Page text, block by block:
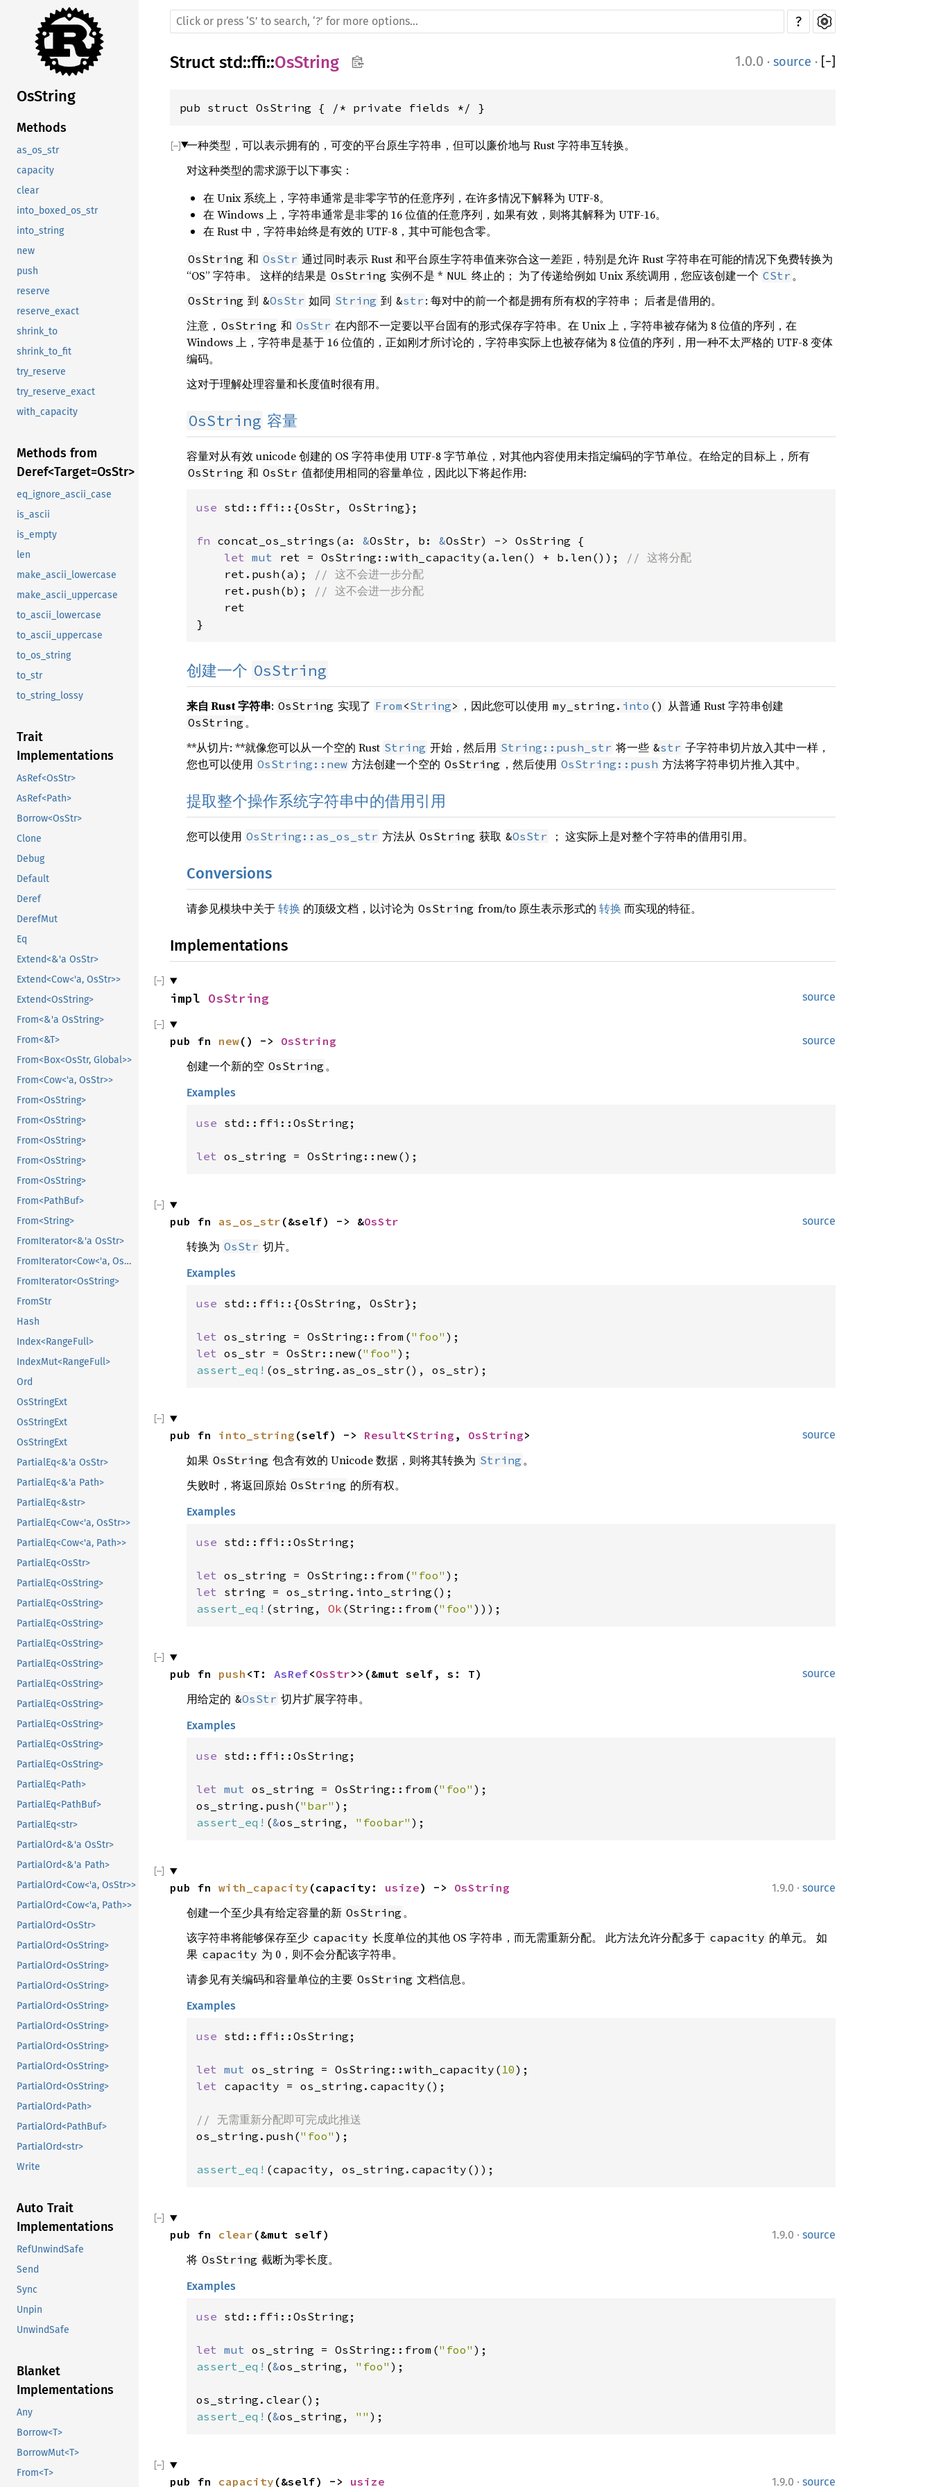
OsString
Methods
as_os_str
capacity
clear
into_boxed_os_str
into_string
new
push
reserve
reserve_exact
shrink_to
shrink_to_fit
try_reserve
try_reserve_exact
with_capacity
Methods from
Deref<Target=OsStr>
eq_ignore_ascii_case
is_ascii
is_empty
len
make_ascii_lowercase
make_ascii_uppercase
to_ascii_lowercase
to_ascii_uppercase
to_os_string
to_str
to_string_lossy
Trait
Implementations
AsRef<OsStr>
AsRef<Path>
Borrow<OsStr>
Clone
Debug
Default
Deref
DerefMut
Eq
Extend<&'a OsStr>
Extend<Cow<'a, OsStr>>
Extend<OsString>
From<&'a OsString>
From<&T>
From<Box<OsStr, Global>>
From<Cow<'a, OsStr>>
From<OsString>
From<OsString>
From<OsString>
From<OsString>
From<OsString>
From<PathBuf>
From<String>
FromIterator<&'a OsStr>
FromIterator<Cow<'a, OsStr>>
FromIterator<OsString>
FromStr
Hash
Index<RangeFull>
IndexMut<RangeFull>
Ord
OsStringExt
OsStringExt
OsStringExt
PartialEq<&'a OsStr>
PartialEq<&'a Path>
PartialEq<&str>
PartialEq<Cow<'a, OsStr>>
PartialEq<Cow<'a, Path>>
PartialEq<OsStr>
PartialEq<OsString>
PartialEq<OsString>
PartialEq<OsString>
PartialEq<OsString>
PartialEq<OsString>
PartialEq<OsString>
PartialEq<OsString>
PartialEq<OsString>
PartialEq<OsString>
PartialEq<OsString>
PartialEq<Path>
PartialEq<PathBuf>
PartialEq<str>
PartialOrd<&'a OsStr>
PartialOrd<&'a Path>
PartialOrd<Cow<'a, OsStr>>
PartialOrd<Cow<'a, Path>>
PartialOrd<OsStr>
PartialOrd<OsString>
PartialOrd<OsString>
PartialOrd<OsString>
PartialOrd<OsString>
PartialOrd<OsString>
PartialOrd<OsString>
PartialOrd<OsString>
PartialOrd<OsString>
PartialOrd<Path>
PartialOrd<PathBuf>
PartialOrd<str>
Write
Auto Trait
Implementations
RefUnwindSafe
Send
Sync
Unpin
UnwindSafe
Blanket
Implementations
Any
Borrow<T>
BorrowMut<T>
From<T>
?
Struct std::ffi::OsString 1.0.0 · source · [−]
pub struct OsString { /* private fields */ }
一种类型，可以表示拥有的，可变的平台原生字符串，但可以廉价地与 Rust 字符串互转换。
对这种类型的需求源于以下事实：
在 Unix 系统上，字符串通常是非零字节的任意序列，在许多情况下解释为 UTF-8。
在 Windows 上，字符串通常是非零的 16 位值的任意序列，如果有效，则将其解释为 UTF-16。
在 Rust 中，字符串始终是有效的 UTF-8，其中可能包含零。
OsString 和 OsStr 通过同时表示 Rust 和平台原生字符串值来弥合这一差距，特别是允许 Rust 字符串在可能的情况下免费转换为
“OS” 字符串。 这样的结果是 OsString 实例不是 * NUL 终止的； 为了传递给例如 Unix 系统调用，您应该创建一个 CStr 。
OsString 到 &OsStr 如同 String 到 &str : 每对中的前一个都是拥有所有权的字符串； 后者是借用的。
注意， OsString 和 OsStr 在内部不一定要以平台固有的形式保存字符串。在 Unix 上，字符串被存储为 8 位值的序列，在
Windows 上，字符串是基于 16 位值的，正如刚才所讨论的，字符串实际上也被存储为 8 位值的序列，用一种不太严格的 UTF-8 变体
编码。
这对于理解处理容量和长度值时很有用。
OsString 容量
容量对从有效 unicode 创建的 OS 字符串使用 UTF-8 字节单位，对其他内容使用未指定编码的字节单位。在给定的目标上，所有
OsString 和 OsStr 值都使用相同的容量单位，因此以下将起作用:
use std::ffi::{OsStr, OsString};
fn concat_os_strings(a: &OsStr, b: &OsStr) -> OsString {
let mut ret = OsString::with_capacity(a.len() + b.len());
// 这将分配
ret.push(a);
// 这不会进一步分配
ret.push(b);
// 这不会进一步分配
ret
}
创建一个 OsString
来自 Rust 字符串: OsString 实现了 From <String> ，因此您可以使用 my_string. into () 从普通 Rust 字符串创建
OsString 。
**从切片: **就像您可以从一个空的 Rust String 开始，然后用 String::push_str 将一些 &str 子字符串切片放入其中一样，
您也可以使用 OsString::new 方法创建一个空的 OsString ，然后使用 OsString::push 方法将字符串切片推入其中。
提取整个操作系统字符串中的借用引用
您可以使用 OsString::as_os_str 方法从 OsString 获取 &OsStr ； 这实际上是对整个字符串的借用引用。
Conversions
请参见模块中关于转换 的顶级文档，以讨论为 OsString from/to 原生表示形式的 转换 而实现的特征。
Implementations
source
impl OsString
source
pub fn new() -> OsString
创建一个新的空 OsString 。
Examples
use std::ffi::OsString;
let os_string = OsString::new();
source
pub fn as_os_str (&self) -> &OsStr
转换为 OsStr 切片。
Examples
use std::ffi::{OsString, OsStr};
let os_string = OsString::from("foo"
let os_str = OsStr::new("foo"
assert_eq! (os_string.as_os_str(), os_str);
source
pub fn into_string (self) -> Result<String , OsString>
如果 OsString 包含有效的 Unicode 数据，则将其转换为 String 。
失败时，将返回原始 OsString 的所有权。
Examples
use std::ffi::OsString;
let os_string = OsString::from("foo"
let
assert_eq! (string, Ok (String::from("foo" )));
source
pub fn push <T: AsRef<OsStr>>(&mut self, s: T)
用给定的 &OsStr 切片扩展字符串。
Examples
use std::ffi::OsString;
let mut os_string = OsString::from("foo" );
os_string.push("bar"
assert_eq! (&os_string, "foobar" );
1.9.0 · source
pub fn with_capacity (capacity: usize) -> OsString
创建一个至少具有给定容量的新 OsString 。
该字符串将能够保存至少 capacity 长度单位的其他 OS 字符串，而无需重新分配。 此方法允许分配多于 capacity 的单元。 如
果 capacity 为 0，则不会分配该字符串。
请参见有关编码和容量单位的主要 OsString 文档信息。
Examples
use std::ffi::OsString;
let mut os_string = OsString::with_capacity( 10
let capacity = os_string.capacity();
os_string.push("foo" );
assert_eq! (capacity, os_string.capacity());
1.9.0 · source
pub fn clear (&mut self)
将 OsString 截断为零长度。
Examples
use std::ffi::OsString;
let mut os_string = OsString::from("foo"
assert_eq! (&os_string, "foo" );
assert_eq! (&os_string, "" );
1.9.0 · source
pub fn capacity (&self) -> usize